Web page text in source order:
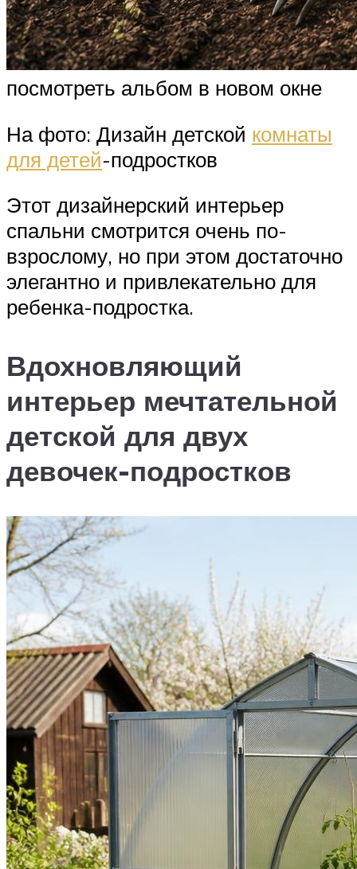
посмотреть альбом в новом окне
На фото: Дизайн детской комнаты
для детей-подростков
Этот дизайнерский интерьер
спальни смотрится очень по-
взрослому, но при этом достаточно
элегантно и привлекательно для
ребенка-подростка.
Вдохновляющий
интерьер мечтательной
детской для двух
девочек-подростков